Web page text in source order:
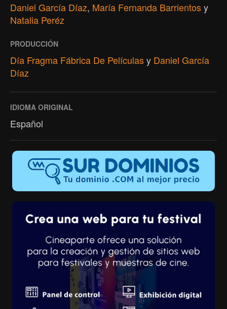
Daniel García Díaz, María Fernanda Barrientosy
Natalia Peréz
PRODUCCIÓN
Día Fragma Fábrica De Películasy Daniel García
Díaz
IDIOMA ORIGINAL
Español